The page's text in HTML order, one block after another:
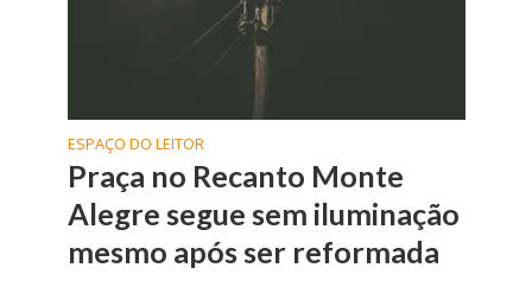
ESPAÇO DO LEITOR
Praça no Recanto Monte
Alegre segue sem iluminação
mesmo após ser reformada